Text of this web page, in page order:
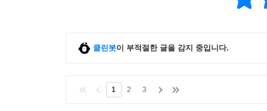
클린봇이 부적절한 글을 감지 중입니다.
1 2 3